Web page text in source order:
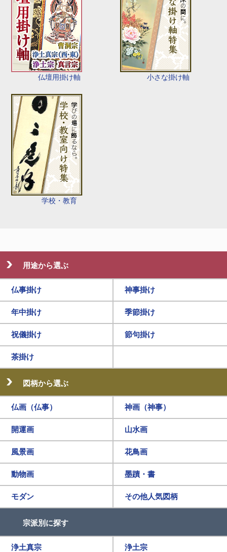
仏壇用掛け軸 小さな掛け軸
学校・教育
用途から選ぶ
仏事掛け 神事掛け
年中掛け 季節掛け
祝儀掛け 節句掛け
茶掛け
図柄から選ぶ
仏画（仏事） 神画（神事）
開運画 山水画
風景画 花鳥画
動物画 墨蹟・書
モダン その他人気図柄
宗派別に探す
浄土真宗 浄土宗